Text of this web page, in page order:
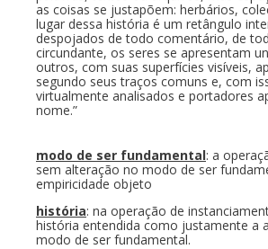
as coisas se justapõem: herbários,
lugar dessa história é um retângulo
despojados de todo comentário, de
circundante, os seres se apresentam
outros, com suas superfícies visíveis,
segundo seus traços comuns e, com
virtualmente analisados e portadores
nome.”
modo de ser fundamental: a
sem alteração no modo de ser
empiricidade objeto
história: na operação de
história entendida como justamente a
modo de ser fundamental.